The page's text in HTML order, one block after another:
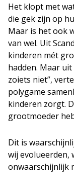
Het klopt met
die gek zijn op
Maar is het ook
van wel. Uit
kinderen mét
hadden. Maar
zoiets niet”,
polygame
kinderen zorgt.
grootmoeder
Dit is
wij evolueerden,
onwaarschijnlijk